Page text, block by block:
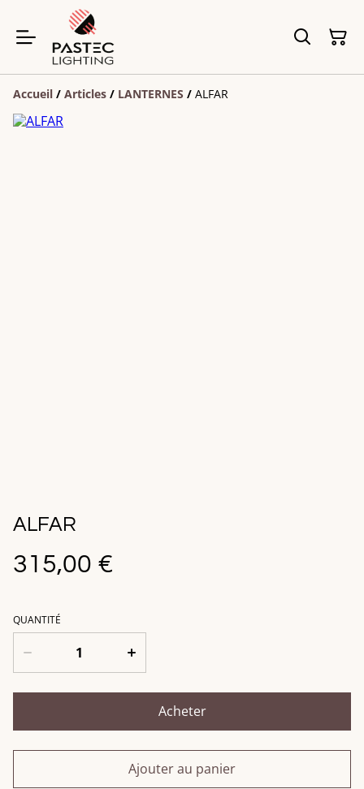
Accueil / Articles / LANTERNES / ALFAR
ALFAR
315,00 €
QUANTITÉ
Acheter
Ajouter au panier